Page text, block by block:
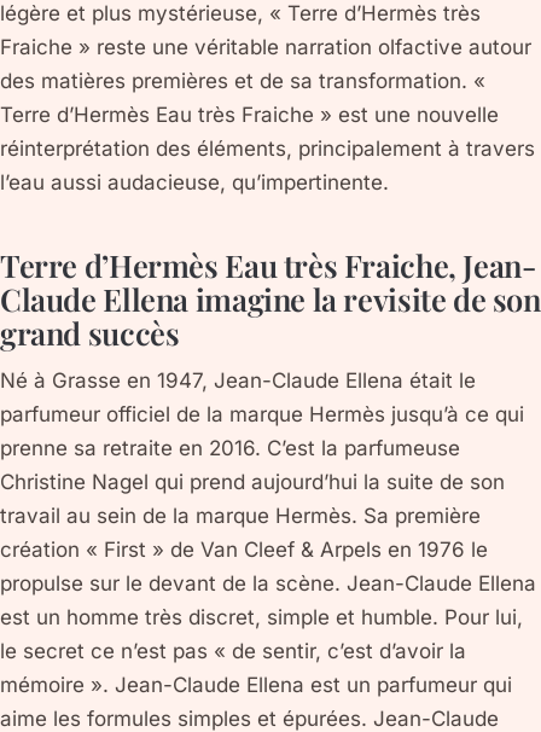
légère et plus mystérieuse, « Terre d’Hermès très
Fraiche » reste une véritable narration olfactive autour
des matières premières et de sa transformation. «
Terre d’Hermès Eau très Fraiche » est une nouvelle
réinterprétation des éléments, principalement à travers
l’eau aussi audacieuse, qu’impertinente.
Terre d’Hermès Eau très Fraiche, Jean-
Claude Ellena imagine la revisite de son
grand succès
Né à Grasse en 1947, Jean-Claude Ellena était le
parfumeur officiel de la marque Hermès jusqu’à ce qui
prenne sa retraite en 2016. C’est la parfumeuse
Christine Nagel qui prend aujourd’hui la suite de son
travail au sein de la marque Hermès. Sa première
création « First » de Van Cleef & Arpels en 1976 le
propulse sur le devant de la scène. Jean-Claude Ellena
est un homme très discret, simple et humble. Pour lui,
le secret ce n’est pas « de sentir, c’est d’avoir la
mémoire ». Jean-Claude Ellena est un parfumeur qui
aime les formules simples et épurées. Jean-Claude